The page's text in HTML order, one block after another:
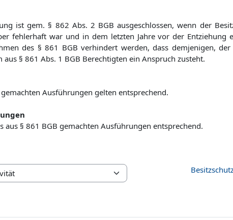
ist gem. § 862 Abs. 2 BGB ausgeschlossen, wenn der
fehlerhaft war und in dem letzten Jahre vor der Entziehung
des § 861 BGB verhindert werden, dass demjenigen, der
§ 861 Abs. 1 BGB Berechtigten ein Anspruch zusteht.
Ausführungen gelten entsprechend.
§ 861 BGB gemachten Ausführungen entsprechend.